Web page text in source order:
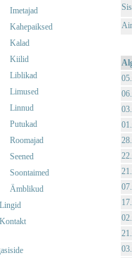
Imetajad
Kahepaiksed
Kalad
Kiilid
Liblikad
Limused
Linnud
Putukad
Roomajad
Seened
Soontaimed
Ämblikud
Lingid
Kontakt